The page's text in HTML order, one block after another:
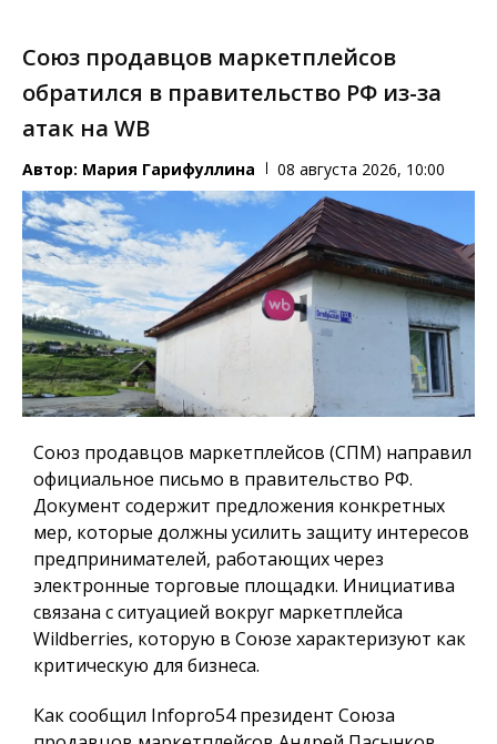
Союз продавцов маркетплейсов
обратился в правительство РФ из-за
атак на WB
Автор: Мария Гарифуллина 08 августа 2026, 10:00
Союз продавцов маркетплейсов (СПМ) направил
официальное письмо в правительство РФ.
Документ содержит предложения конкретных
мер, которые должны усилить защиту интересов
предпринимателей, работающих через
электронные торговые площадки. Инициатива
связана с ситуацией вокруг маркетплейса
Wildberries, которую в Союзе характеризуют как
критическую для бизнеса.
Как сообщил Infopro54президент Союза